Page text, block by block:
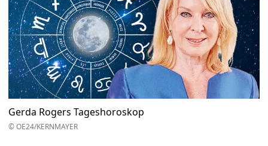
Gerda Rogers Tageshoroskop
© OE24/KERNMAYER